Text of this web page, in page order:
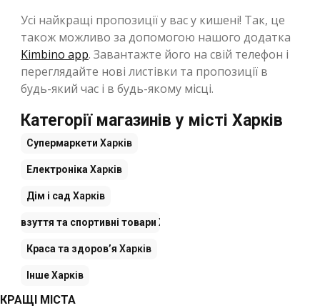
Усі найкращі пропозиції у вас у кишені! Так, це
також можливо за допомогою нашого додатка
Kimbino app. Завантажте його на свій телефон і
переглядайте нові листівки та пропозиції в
будь-який час і в будь-якому місці.
Категорії магазинів у місті Харків
Супермаркети Харків
Електроніка Харків
Дім і сад Харків
взуття та спортивні товари Харків
Краса та здоров’я Харків
ІншеХарків
КРАЩІ МІСТА